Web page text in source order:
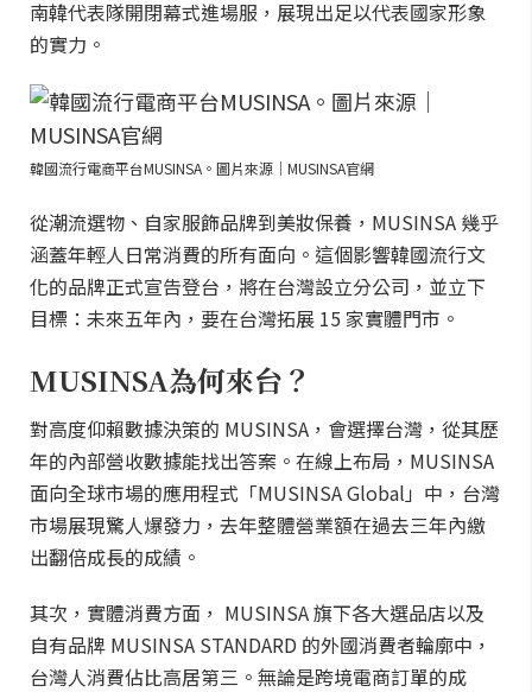
南韓代表隊開閉幕式進場服，展現出足以代表國家形象
的實力。
韓國流行電商平台MUSINSA。圖片來源｜MUSINSA官網
從潮流選物、自家服飾品牌到美妝保養，MUSINSA 幾乎
涵蓋年輕人日常消費的所有面向。這個影響韓國流行文
化的品牌正式宣告登台，將在台灣設立分公司，並立下
目標：未來五年內，要在台灣拓展 15 家實體門市。
MUSINSA為何來台？
對高度仰賴數據決策的 MUSINSA，會選擇台灣，從其歷
年的內部營收數據能找出答案。在線上布局，MUSINSA
面向全球市場的應用程式「MUSINSA Global」中，台灣
市場展現驚人爆發力，去年整體營業額在過去三年內繳
出翻倍成長的成績。
其次，實體消費方面， MUSINSA 旗下各大選品店以及
自有品牌 MUSINSA STANDARD 的外國消費者輪廓中，
台灣人消費佔比高居第三。無論是跨境電商訂單的成